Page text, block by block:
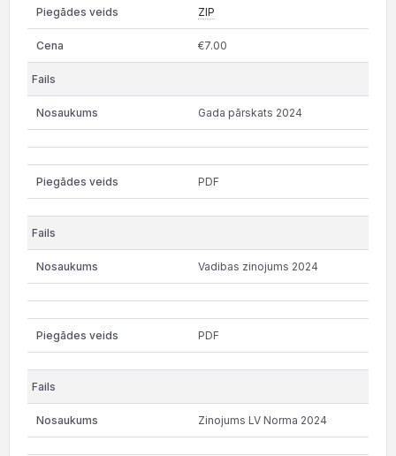
ZIP
€7.00
Gada pārskats 2024
PDF
Vadibas zinojums 2024
PDF
Zinojums LV Norma 2024